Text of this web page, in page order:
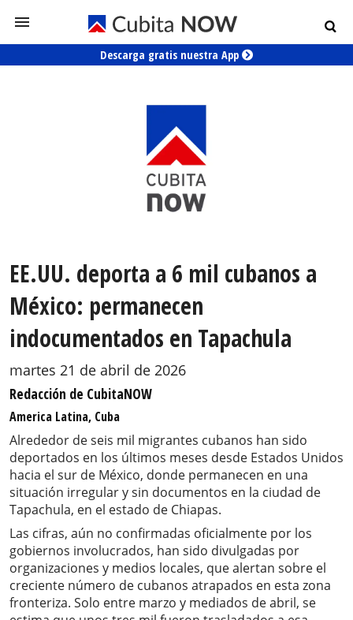
Descarga gratis nuestra App
EE.UU. deporta a 6 mil cubanos a
México: permanecen
indocumentados en Tapachula
martes 21 de abril de 2026
Redacción de CubitaNOW
America Latina, Cuba
Alrededor de seis mil migrantes cubanos han sido
deportados en los últimos meses desde Estados Unidos
hacia el sur de México, donde permanecen en una
situación irregular y sin documentos en la ciudad de
Tapachula, en el estado de Chiapas.
Las cifras, aún no confirmadas oficialmente por los
gobiernos involucrados, han sido divulgadas por
organizaciones y medios locales, que alertan sobre el
creciente número de cubanos atrapados en esta zona
fronteriza. Solo entre marzo y mediados de abril, se